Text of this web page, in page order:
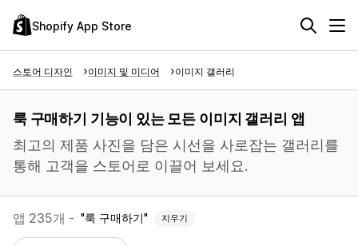
Shopify App Store
스토어 디자인 이미지 및 미디어 이미지 갤러리
룩 구매하기 기능이 있는 모든 이미지 갤러리 앱
최고의 제품 사진을 담은 시선을 사로잡는 갤러리를
통해 고객을 스토어로 이끌어 보세요.
앱 235개 - 룩 구매하기 지우기